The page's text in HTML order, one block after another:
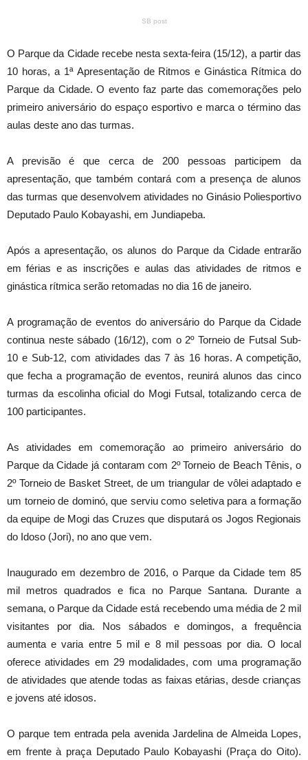
SB post
O Parque da Cidade recebe nesta sexta-feira (15/12), a partir das
10 horas, a 1ª Apresentação de Ritmos e Ginástica Rítmica do
Parque da Cidade. O evento faz parte das comemorações pelo
primeiro aniversário do espaço esportivo e marca o término das
aulas deste ano das turmas.
A previsão é que cerca de 200 pessoas participem da
apresentação, que também contará com a presença de alunos
das turmas que desenvolvem atividades no Ginásio Poliesportivo
Deputado Paulo Kobayashi, em Jundiapeba.
Após a apresentação, os alunos do Parque da Cidade entrarão
em férias e as inscrições e aulas das atividades de ritmos e
ginástica rítmica serão retomadas no dia 16 de janeiro.
A programação de eventos do aniversário do Parque da Cidade
continua neste sábado (16/12), com o 2º Torneio de Futsal Sub-
10 e Sub-12, com atividades das 7 às 16 horas. A competição,
que fecha a programação de eventos, reunirá alunos das cinco
turmas da escolinha oficial do Mogi Futsal, totalizando cerca de
100 participantes.
As atividades em comemoração ao primeiro aniversário do
Parque da Cidade já contaram com 2º Torneio de Beach Tênis, o
2º Torneio de Basket Street, de um triangular de vôlei adaptado e
um torneio de dominó, que serviu como seletiva para a formação
da equipe de Mogi das Cruzes que disputará os Jogos Regionais
do Idoso (Jori), no ano que vem.
Inaugurado em dezembro de 2016, o Parque da Cidade tem 85
mil metros quadrados e fica no Parque Santana. Durante a
semana, o Parque da Cidade está recebendo uma média de 2 mil
visitantes por dia. Nos sábados e domingos, a frequência
aumenta e varia entre 5 mil e 8 mil pessoas por dia. O local
oferece atividades em 29 modalidades, com uma programação
de atividades que atende todas as faixas etárias, desde crianças
e jovens até idosos.
O parque tem entrada pela avenida Jardelina de Almeida Lopes,
em frente à praça Deputado Paulo Kobayashi (Praça do Oito).